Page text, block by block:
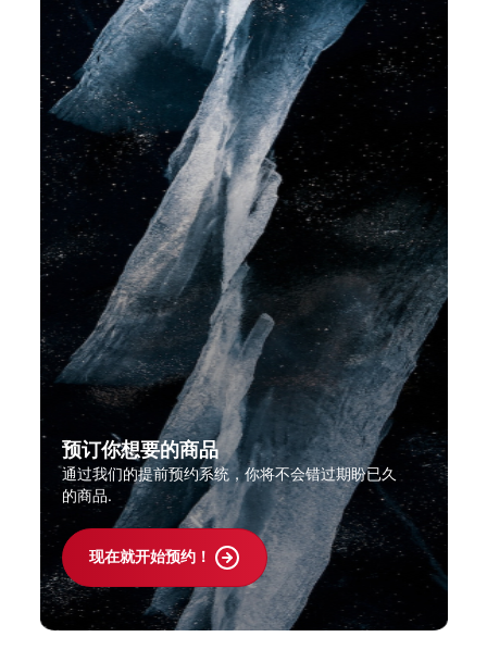
预订你想要的商品
通过我们的提前预约系统，你将不会错过期盼已久
的商品.
现在就开始预约！